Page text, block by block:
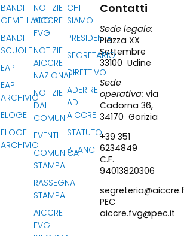
CHI
SIAMO
PRESIDENTE
SEGRETARIO
DIRETTIVO
ADERIRE
AD
AICCRE
STATUTO
BILANCI
NOTIZIE
AICCRE
FVG
NOTIZIE
AICCRE
NAZIONALE
NOTIZIE
DAI
COMUNI
EVENTI
COMUNICATI
STAMPA
RASSEGNA
STAMPA
AICCRE
FVG
BANDI
GEMELLAGGI
BANDI
SCUOLE
EAP
EAP
ARCHIVIO
ELOGE
ELOGE
ARCHIVIO
Contatti
Sede legale:
Piazza XX
Settembre
33100 Udine
Sede
operativa: via
Cadorna 36,
34170 Gorizia
+39 351
6234849
C.F.
94013820306
PEC
aiccre.fvg@pec.it